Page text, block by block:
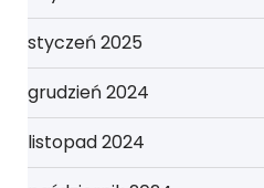
styczeń 2025
grudzień 2024
listopad 2024